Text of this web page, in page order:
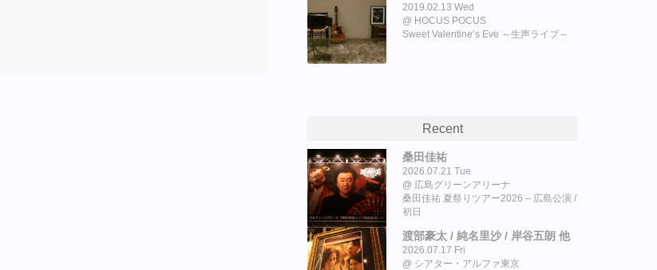
2019.02.13 Wed
HOCUS POCUS
Sweet Valentine’s Eve ～生声ライブ～
Recent
桑田佳祐
2026.07.21 Tue
広島グリーンアリーナ
桑田佳祐 夏祭りツアー2026 – 広島公演 /
初日
渡部豪太 / 純名里沙 / 岸谷五朗 他
2026.07.17 Fri
シアター・アルファ東京